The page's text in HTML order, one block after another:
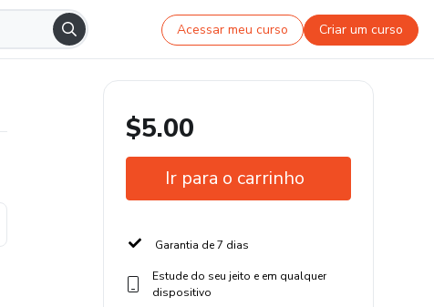
Acessar meu curso Criar um curso
$5.00
Ir para o carrinho
Garantia de 7 dias
Estude do seu jeito e em qualquer
dispositivo